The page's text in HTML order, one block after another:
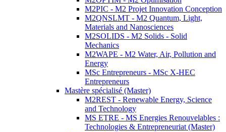
M2PIC - M2 Projet Innovation Conception
M2QNSLMT - M2 Quantum, Light,
Materials and Nanosciences
M2SOLIDS - M2 Solids - Solid
Mechanics
M2WAPE - M2 Water, Air, Pollution and
Energy
MSc Entrepreneurs - MSc X-HEC
Entrepreneurs
Mastère spécialisé (Master)
M2REST - Renewable Energy, Science
and Technology
MS ETRE - MS Energies Renouvelables :
Technologies & Entrepreneuriat (Master)